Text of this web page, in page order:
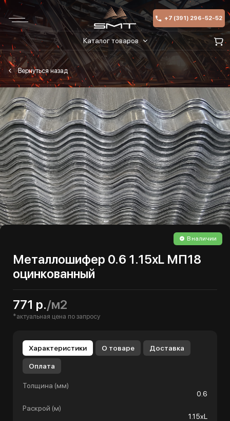
+7 (391) 296-52-52
Каталог товаров
В наличии
Металлошифер 0.6 1.15хL МП18
оцинкованный
771 р./м2
*актуальная цена по запросу
Характеристики О товаре Доставка
Оплата
Толщина (мм)
0.6
Раскрой (м)
1.15хL